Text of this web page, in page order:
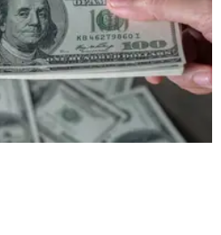
Sociedad
Tecnología
Turismo
Salud
Es viral